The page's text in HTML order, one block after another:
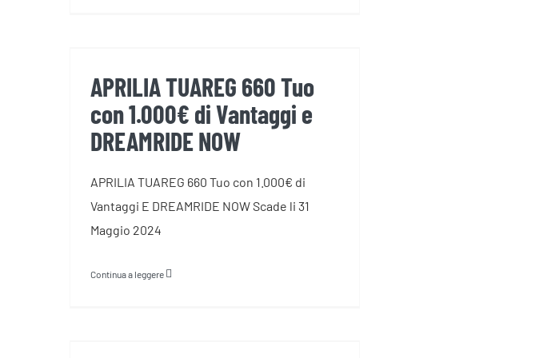
DREAMRIDE NOW
APRILIA TUAREG 660 Tuo
con 1.000€ di Vantaggi e
DREAMRIDE NOW
APRILIA TUAREG 660 Tuo con 1.000€ di
Vantaggi E DREAMRIDE NOW Scade li 31
Maggio 2024
Continua a leggere